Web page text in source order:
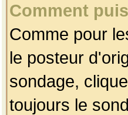
Comment
Comme pour
le posteur
sondage,
toujours le